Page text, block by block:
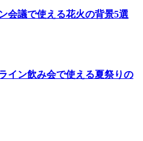
会議で使える花火の背景5選
イン飲み会で使える夏祭りの